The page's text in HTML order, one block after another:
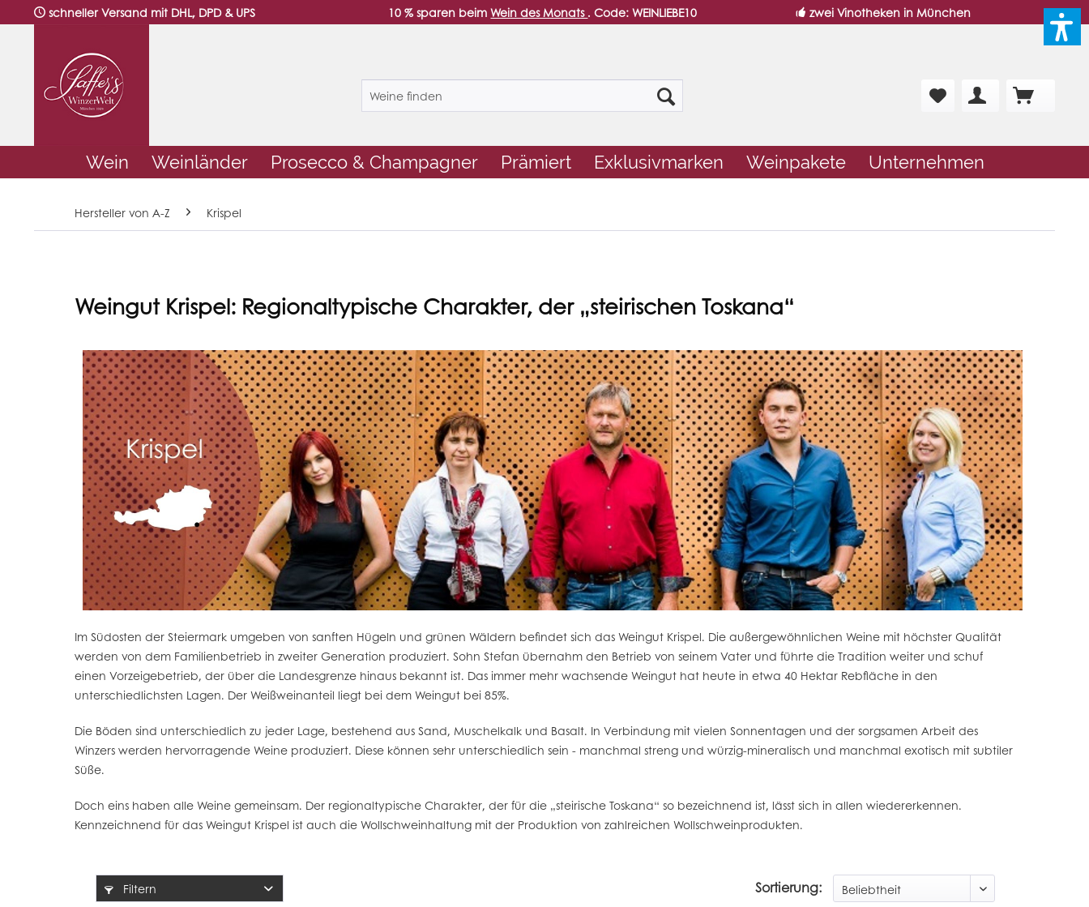
schneller Versand mit DHL, DPD & UPS 10 % sparen beimWein des Monats . Code: WEINLIEBE10 zwei Vinotheken in München
Wein Weinländer Prosecco & Champagner Prämiert Exklusivmarken Weinpakete Unternehmen
Hersteller von A-Z Krispel
Weingut Krispel: Regionaltypische Charakter, der „steirischen Toskana“
Im Südosten der Steiermark umgeben von sanften Hügeln und grünen Wäldern befindet sich das Weingut Krispel. Die außergewöhnlichen Weine mit höchster Qualität
werden von dem Familienbetrieb in zweiter Generation produziert. Sohn Stefan übernahm den Betrieb von seinem Vater und führte die Tradition weiter und schuf
einen Vorzeigebetrieb, der über die Landesgrenze hinaus bekannt ist. Das immer mehr wachsende Weingut hat heute in etwa 40 Hektar Rebfläche in den
unterschiedlichsten Lagen. Der Weißweinanteil liegt bei dem Weingut bei 85%.
Die Böden sind unterschiedlich zu jeder Lage, bestehend aus Sand, Muschelkalk und Basalt. In Verbindung mit vielen Sonnentagen und der sorgsamen Arbeit des
Winzers werden hervorragende Weine produziert. Diese können sehr unterschiedlich sein - manchmal streng und würzig-mineralisch und manchmal exotisch mit subtiler
Süße.
Doch eins haben alle Weine gemeinsam. Der regionaltypische Charakter, der für die „steirische Toskana“ so bezeichnend ist, lässt sich in allen wiedererkennen.
Kennzeichnend für das Weingut Krispel ist auch die Wollschweinhaltung mit der Produktion von zahlreichen Wollschweinprodukten.
Filtern Sortierung: